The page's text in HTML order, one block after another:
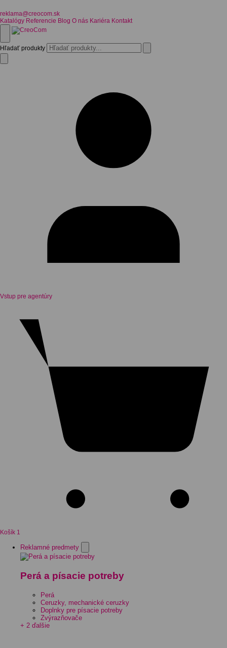
reklama@creocom.sk
Katalógy Referencie Blog O nás Kariéra Kontakt
Hľadať produkty
Vstup pre agentúry
Košík 1
Reklamné predmety
Perá a písacie potreby
Perá
Ceruzky, mechanické ceruzky
Doplnky pre písacie potreby
Zvýrazňovače
+ 2 ďalšie